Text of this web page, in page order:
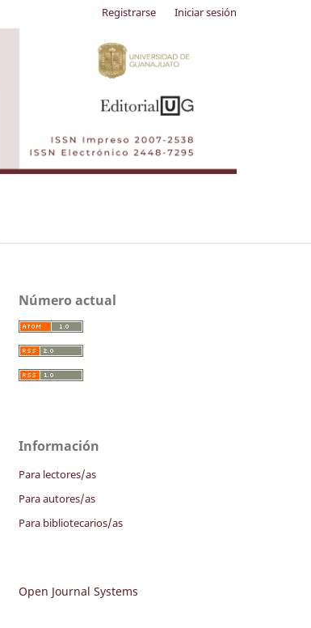
Registrarse Iniciar sesión
Número actual
Información
Para lectores/as
Para autores/as
Para bibliotecarios/as
Open Journal Systems